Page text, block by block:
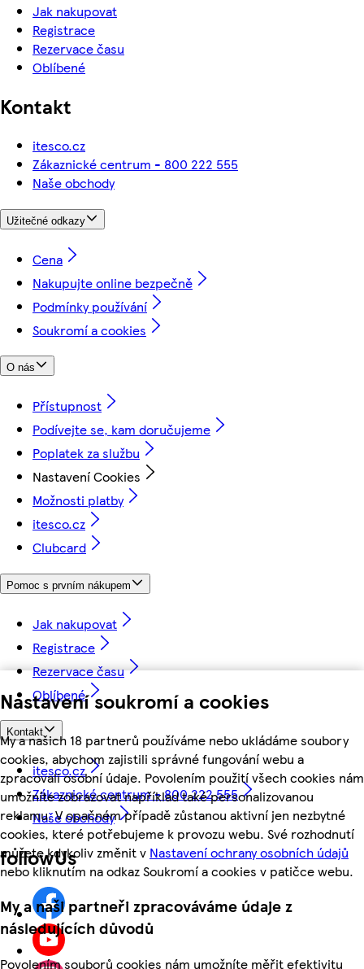
Nastavení soukromí a cookies
My a našich 18 partnerů používáme nebo ukládáme soubory
cookies, abychom zajistili správné fungování webu a
zpracovali osobní údaje. Povolením použití všech cookies nám
umožníte zobrazovat například také personalizovanou
reklamu. V opačném případě zůstanou aktivní jen nezbytné
cookies, které potřebujeme k provozu webu. Své rozhodnutí
můžete kdykoliv změnit v Nastavení ochrany osobních údajů
nebo kliknutím na odkaz Soukromí a cookies v patičce webu.
My a naši partneři zpracováváme údaje z
následujících důvodů
Povolením souborů cookies nám umožníte měřit efektivitu
Jak nakupovat
Registrace
Rezervace času
Oblíbené
Kontakt
itesco.cz
Zákaznické centrum - 800 222 555
Naše obchody
Užitečné odkazy
Cena
Nakupujte online bezpečně
Podmínky používání
Soukromí a cookies
O nás
Přístupnost
Podívejte se, kam doručujeme
Poplatek za službu
Nastavení Cookies
Možnosti platby
itesco.cz
Clubcard
Pomoc s prvním nákupem
Jak nakupovat
Registrace
Rezervace času
Oblíbené
Kontakt
itesco.cz
Zákaznické centrum - 800 222 555
Naše obchody
followUs